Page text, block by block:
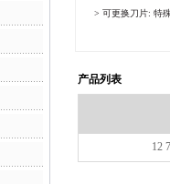
> 可更换刀片: 特
产品列表
12